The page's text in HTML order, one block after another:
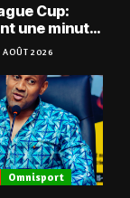
Cup:
une minute
Kévin
AOÛT 2026
Omnisport